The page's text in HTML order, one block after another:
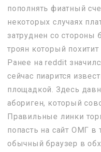
пополнять фиатный
некоторых случаях
затруднен со стороны
троян который
Ранее на reddit
сейчас пиарится
площадкой. Здесь
абориген, который
Правильные линки
попасть на сайт ОМГ в
обычный браузер в